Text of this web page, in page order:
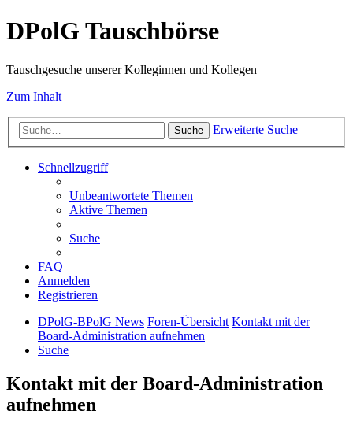
DPolG Tauschbörse
Tauschgesuche unserer Kolleginnen und Kollegen
Zum Inhalt
Suche Erweiterte Suche
Schnellzugriff
Unbeantwortete Themen
Aktive Themen
Suche
FAQ
Anmelden
Registrieren
DPolG-BPolG News Foren-Übersicht Kontakt mit der
Board-Administration aufnehmen
Suche
Kontakt mit der Board-Administration
aufnehmen